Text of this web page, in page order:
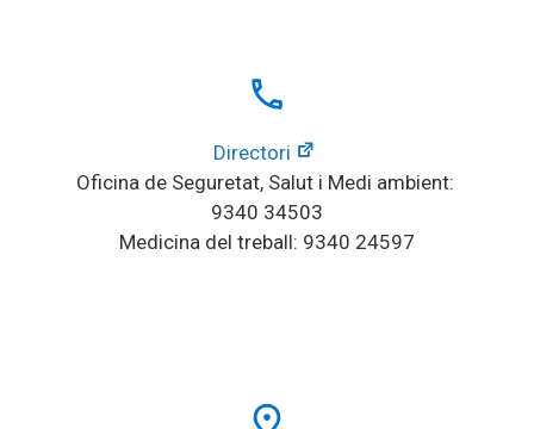
local_phone
Directori
Oficina de Seguretat, Salut i Medi ambient:
9340 34503
Medicina del treball: 9340 24597